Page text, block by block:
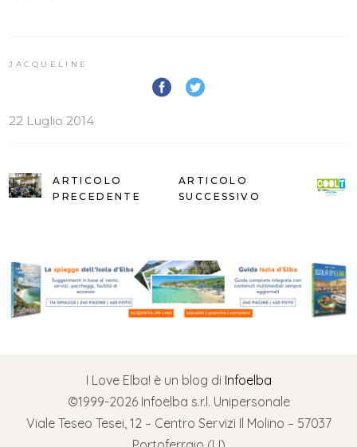
JACQUELINE
22 Luglio 2014
ARTICOLO
PRECEDENTE
ARTICOLO
SUCCESSIVO
I Love Elba! è un blog di Infoelba
©1999-2026 Infoelba s.r.l. Unipersonale
Viale Teseo Tesei, 12 – Centro Servizi Il Molino – 57037